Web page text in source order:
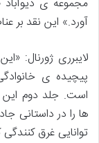
مجموعه ی دیوآباد
آورد.» این نقد بر
لایبرری ژورنال:
پیچیده ی
است. جلد دوم این
ها را در داستانی
توانایی غرق کنندگی